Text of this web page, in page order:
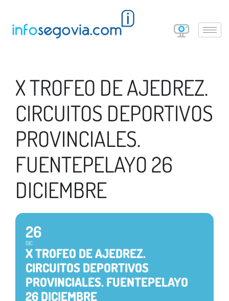
X TROFEO DE AJEDREZ.
CIRCUITOS DEPORTIVOS
PROVINCIALES.
FUENTEPELAYO 26
DICIEMBRE
26
DIC
X TROFEO DE AJEDREZ.
CIRCUITOS DEPORTIVOS
PROVINCIALES. FUENTEPELAYO
26 DICIEMBRE